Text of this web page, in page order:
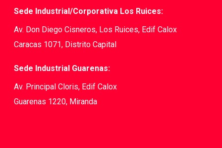
Sede Industrial/Corporativa Los Ruices:
Av. Don Diego Cisneros, Los Ruices, Edif Calox
Caracas 1071, Distrito Capital
Sede Industrial Guarenas:
Av. Principal Cloris, Edif Calox
Guarenas 1220, Miranda